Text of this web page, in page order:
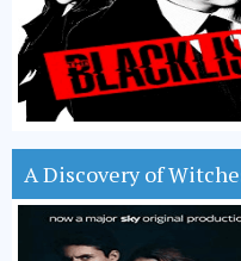
A Discovery of